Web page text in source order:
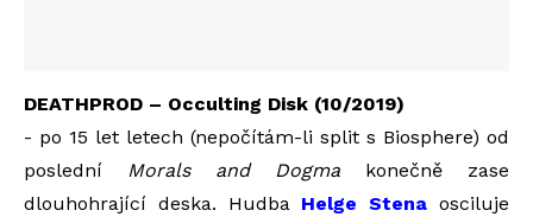
DEATHPROD – Occulting Disk (10/2019)
- po 15 let letech (nepočítám-li split s Biosphere) od
poslední
Morals and Dogma konečně zase
dlouhohrající deska. Hudba Helge Stena osciluje